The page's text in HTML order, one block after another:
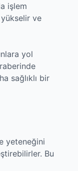
işlem
yükselir ve
yol
sağlıklı bir
yeteneğini
Bu